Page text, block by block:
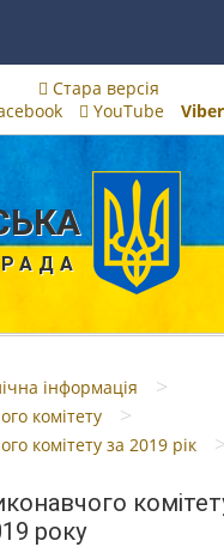
Стара версія
YouTube Viber
інформація >
комітету >
комітету за 2019 рік >
року